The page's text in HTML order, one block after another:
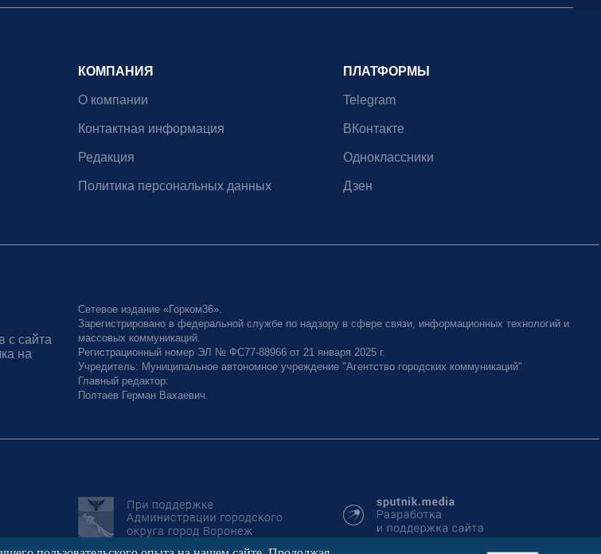
КОМПАНИЯ
О компании
Контактная информация
Редакция
Политика персональных данных
ПЛАТФОРМЫ
Telegram
ВКонтакте
Одноклассники
Дзен
с сайта
на
Сетевое издание «Горком36».
Зарегистрировано в федеральной службе по надзору в сфере связи, информационных технологий и
массовых коммуникаций.
Регистрационный номер ЭЛ № ФС77-88966 от 21 января 2025 г.
Учредитель: Муниципальное автономное учреждение "Агентство городских коммуникаций"
Главный редактор:
Полтаев Герман Вахаевич.